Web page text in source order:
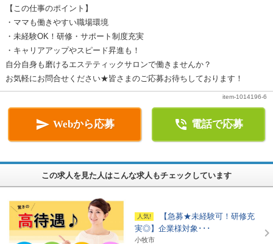
【この仕事のポイント】
・ママも働きやすい職場環境
・未経験OK！研修・サポート制度充実
・キャリアアップやスピード昇進も！
自分自身も磨けるエステティックサロンで働きませんか？
お気軽にお問合せください★皆さまのご応募お待ちしております！
item-1014196-6
 Webから応募  電話で応募
この求人を見た人はこんな求人もチェックしています
【急募★未経験可！研修充
実◎】企業様対象･･･
小牧市